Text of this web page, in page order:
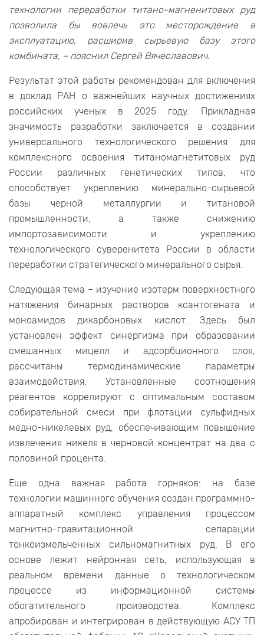
технологии переработки титано-магненитовых руд
позволила бы вовлечь это месторождение в
эксплуатацию, расширив сырьевую базу этого
комбината, – пояснил Сергей Вячеславович.
Результат этой работы рекомендован для включения
в доклад РАН о важнейших научных достижениях
российских ученых в 2025 году. Прикладная
значимость разработки заключается в создании
универсального технологического решения для
комплексного освоения титаномагнетитовых руд
России различных генетических типов, что
способствует укреплению минерально-сырьевой
базы черной металлургии и титановой
промышленности, а также снижению
импортозависимости и укреплению
технологического суверенитета России в области
переработки стратегического минерального сырья.
Следующая тема – изучение изотерм поверхностного
натяжения бинарных растворов ксантогената и
моноамидов дикарбоновых кислот. Здесь был
установлен эффект синергизма при образовании
смешанных мицелл и адсорбционного слоя,
рассчитаны термодинамические параметры
взаимодействия. Установленные соотношения
реагентов коррелируют с оптимальным составом
собирательной смеси при флотации сульфидных
медно-никелевых руд, обеспечивающим повышение
извлечения никеля в черновой концентрат на два с
половиной процента.
Еще одна важная работа горняков: на базе
технологии машинного обучения создан программно-
аппаратный комплекс управления процессом
магнитно-гравитационной сепарации
тонкоизмельченных сильномагнитных руд. В его
основе лежит нейронная сеть, использующая в
реальном времени данные о технологическом
процессе из информационной системы
обогатительного производства. Комплекс
апробирован и интегрирован в действующую АСУ ТП